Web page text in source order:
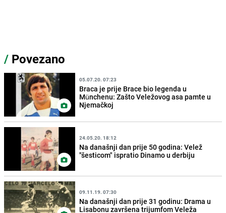
/ Povezano
05.07.20. 07:23
Braca je prije Brace bio legenda u
Münchenu: Zašto Veležovog asa pamte u
Njemačkoj
24.05.20. 18:12
Na današnji dan prije 50 godina: Velež
"šesticom" ispratio Dinamo u derbiju
09.11.19. 07:30
Na današnji dan prije 31 godinu: Drama u
Lisabonu završena trijumfom Veleža